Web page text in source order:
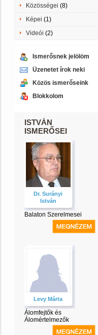
Közösségei (8)
Képei (1)
Videói (2)
Ismerősnek jelölöm
Üzenetet írok neki
Közös ismerőseink
Blokkolom
ISTVÁN
ISMERŐSEI
Dr. Surányi
István
Balaton Szerelmesei
Levy Márta
Álomfejtők és
Álomértelmezők